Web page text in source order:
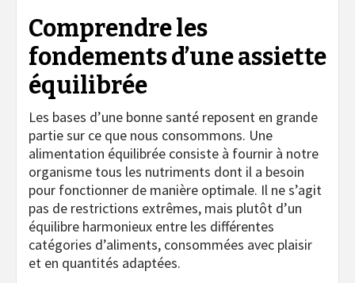
Comprendre les
fondements d’une assiette
équilibrée
Les bases d’une bonne santé reposent en grande
partie sur ce que nous consommons. Une
alimentation équilibrée consiste à fournir à notre
organisme tous les nutriments dont il a besoin
pour fonctionner de manière optimale. Il ne s’agit
pas de restrictions extrêmes, mais plutôt d’un
équilibre harmonieux entre les différentes
catégories d’aliments, consommées avec plaisir
et en quantités adaptées.